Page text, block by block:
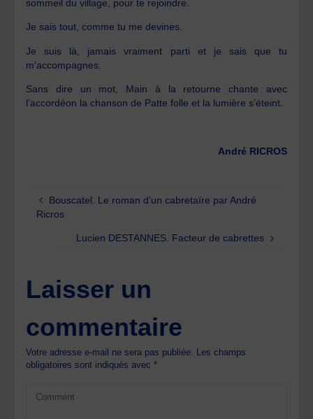
sommeil du village, pour te rejoindre.
Je sais tout, comme tu me devines.
Je suis là, jamais vraiment parti et je sais que tu
m’accompagnes.
Sans dire un mot, Main à la retourne chante avec
l’accordéon la chanson de Patte folle et la lumière s’éteint.
André RICROS
Bouscatel. Le roman d’un cabretaïre par André
Ricros
Lucien DESTANNES. Facteur de cabrettes
Laisser un
commentaire
Votre adresse e-mail ne sera pas publiée. Les champs
obligatoires sont indiqués avec*